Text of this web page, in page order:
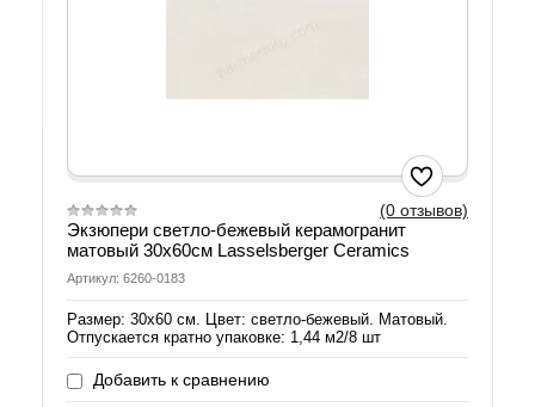
(0 отзывов)
Экзюпери светло-бежевый керамогранит
матовый 30х60см Lasselsberger Ceramics
Артикул: 6260-0183
Размер: 30х60 см. Цвет: светло-бежевый. Матовый.
Отпускается кратно упаковке: 1,44 м2/8 шт
Добавить к сравнению